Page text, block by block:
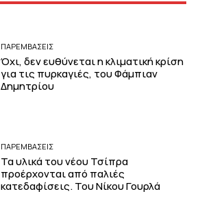
ΠΑΡΕΜΒΑΣΕΙΣ
Όχι, δεν ευθύνεται η κλιματική κρίση
για τις πυρκαγιές, του Φάμπιαν
Δημητρίου
ΠΑΡΕΜΒΑΣΕΙΣ
Τα υλικά του νέου Τσίπρα
προέρχονται από παλιές
κατεδαφίσεις. Του Νίκου Γουρλά